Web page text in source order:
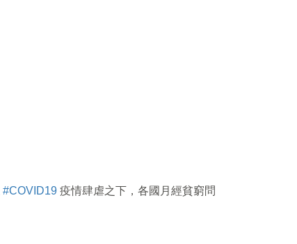
#COVID19 疫情肆虐之下，各國月經貧窮問